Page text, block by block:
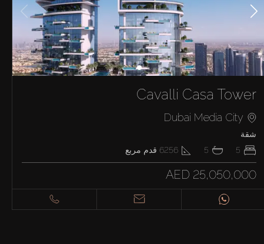
Cavalli Casa Tower
Dubai Media City
شقة
5
5
6256 قدم مربع
AED 25,050,000